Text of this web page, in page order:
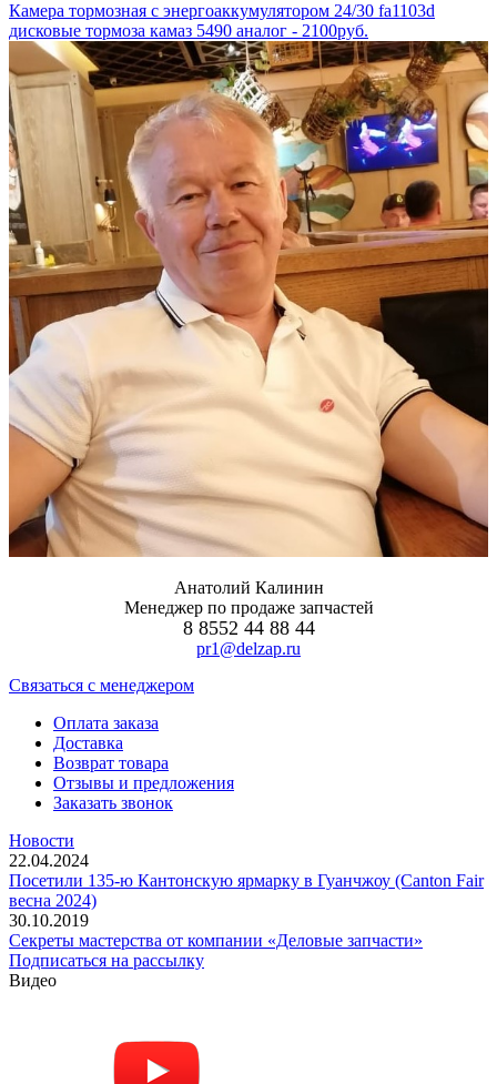
Камера тормозная с энергоаккумулятором 24/30 fa1103d
дисковые тормоза камаз 5490 аналог - 2100руб.
Анатолий Калинин
Менеджер по продаже запчастей
8 8552 44 88 44
pr1@delzap.ru
Cвязаться с менеджером
Оплата заказа
Доставка
Возврат товара
Отзывы и предложения
Заказать звонок
Новости
22.04.2024
Посетили 135-ю Кантонскую ярмарку в Гуанчжоу (Canton Fair
весна 2024)
30.10.2019
Секреты мастерства от компании «Деловые запчасти»
Подписаться на рассылку
Видео